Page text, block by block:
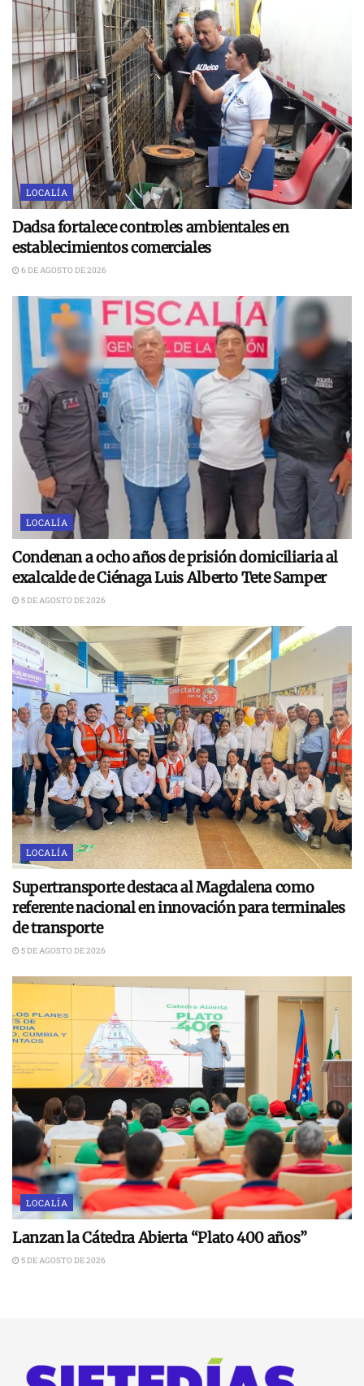
LOCALÍA
Dadsa fortalece controles ambientales en
establecimientos comerciales
6 DE AGOSTO DE 2026
LOCALÍA
Condenan a ocho años de prisión domiciliaria al
exalcalde de Ciénaga Luis Alberto Tete Samper
5 DE AGOSTO DE 2026
LOCALÍA
Supertransporte destaca al Magdalena como
referente nacional en innovación para terminales
de transporte
5 DE AGOSTO DE 2026
LOCALÍA
Lanzan la Cátedra Abierta “Plato 400 años”
5 DE AGOSTO DE 2026